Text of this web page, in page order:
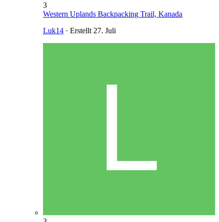
3
Western Uplands Backpacking Trail, Kanada
Luk14 · Erstellt 27. Juli